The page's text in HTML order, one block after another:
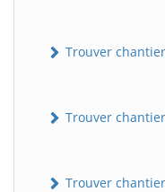
Trouver
Trouver
Trouver